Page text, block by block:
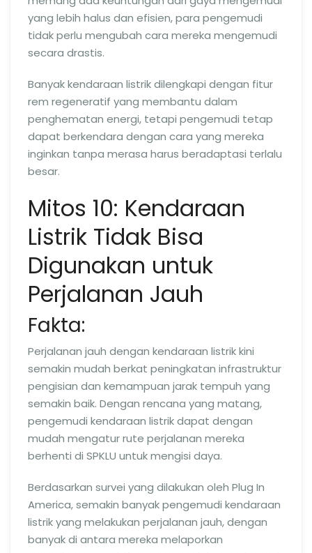
yang lebih halus dan efisien, para pengemudi
tidak perlu mengubah cara mereka mengemudi
secara drastis.
Banyak kendaraan listrik dilengkapi dengan fitur
rem regeneratif yang membantu dalam
penghematan energi, tetapi pengemudi tetap
dapat berkendara dengan cara yang mereka
inginkan tanpa merasa harus beradaptasi terlalu
besar.
Mitos 10: Kendaraan
Listrik Tidak Bisa
Digunakan untuk
Perjalanan Jauh
Fakta:
Perjalanan jauh dengan kendaraan listrik kini
semakin mudah berkat peningkatan infrastruktur
pengisian dan kemampuan jarak tempuh yang
semakin baik. Dengan rencana yang matang,
pengemudi kendaraan listrik dapat dengan
mudah mengatur rute perjalanan mereka
berhenti di SPKLU untuk mengisi daya.
Berdasarkan survei yang dilakukan oleh Plug In
America, semakin banyak pengemudi kendaraan
listrik yang melakukan perjalanan jauh, dengan
banyak di antara mereka melaporkan